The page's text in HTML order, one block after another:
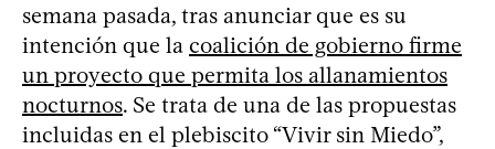
semana pasada, tras anunciar que es su
intención que la coalición de gobierno firme
un proyecto que permita los allanamientos
nocturnos. Se trata de una de las propuestas
incluidas en el plebiscito “Vivir sin Miedo”,